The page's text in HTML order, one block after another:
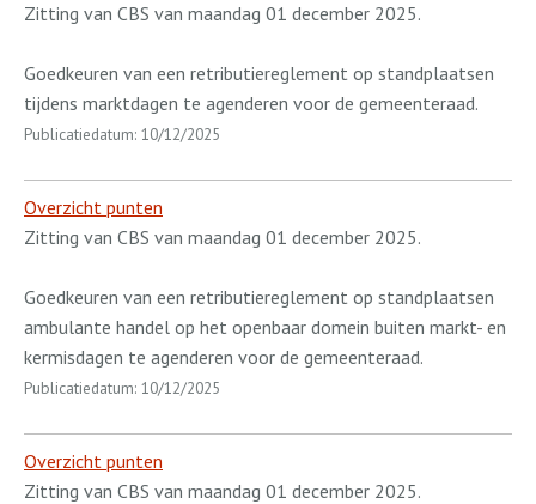
Zitting van CBS van maandag 01 december 2025.
Goedkeuren van een retributiereglement op standplaatsen
tijdens marktdagen te agenderen voor de gemeenteraad.
Publicatiedatum: 10/12/2025
Overzicht punten
Zitting van CBS van maandag 01 december 2025.
Goedkeuren van een retributiereglement op standplaatsen
ambulante handel op het openbaar domein buiten markt- en
kermisdagen te agenderen voor de gemeenteraad.
Publicatiedatum: 10/12/2025
Overzicht punten
Zitting van CBS van maandag 01 december 2025.